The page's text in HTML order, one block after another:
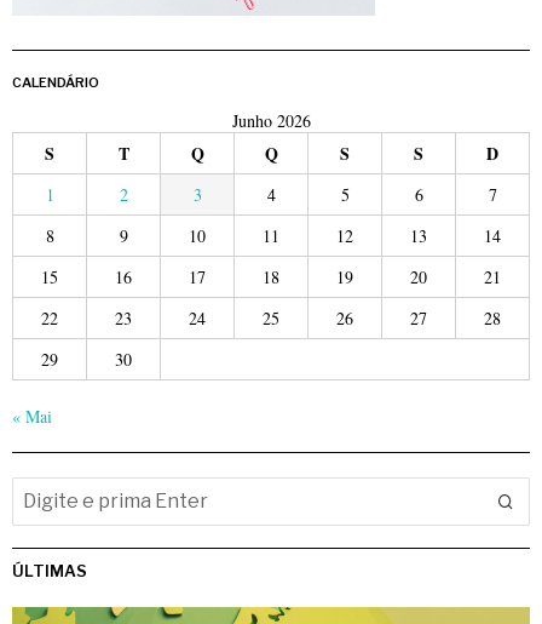
CALENDÁRIO
Junho 2026
S T Q Q S S D
1 2 3 4 5 6
7
8
9 10 11 12 13
14
15
16 17 18 19 20
21
22
23 24 25 26 27
28
29
30
« Mai
ÚLTIMAS